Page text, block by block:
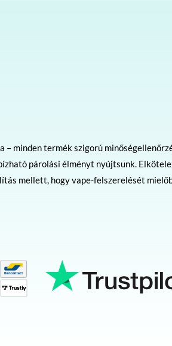
– minden termék szigorú
párolási élményt nyújtsunk.
mellett, hogy vape-felszerelését